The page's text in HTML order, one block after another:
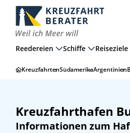
Reedereien Schiffe Reiseziele
KreuzfahrtenSüdamerikaArgentinien
Kreuzfahrthafen
Informationen zum